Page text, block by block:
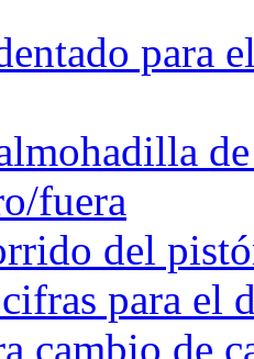
para
fuera
del
cifras para
cambio de